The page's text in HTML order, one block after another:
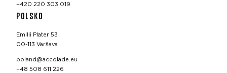
+420 220 303 019
POLSKO
Emilii Plater 53
00-113 Varšava
poland@accolade.eu
+48 508 611 226